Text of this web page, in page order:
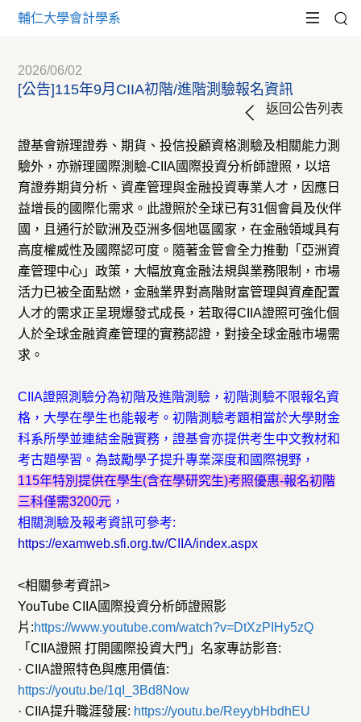
輔仁大學會計學系
2026/06/02
[公告]115年9月CIIA初階/進階測驗報名資訊
返回公告列表
證基會辦理證券、期貨、投信投顧資格測驗及相關能力測
驗外，亦辦理國際測驗-CIIA國際投資分析師證照，以培
育證券期貨分析、資產管理與金融投資專業人才，因應日
益增長的國際化需求。此證照於全球已有31個會員及伙伴
國，且通行於歐洲及亞洲多個地區國家，在金融領域具有
高度權威性及國際認可度。隨著金管會全力推動「亞洲資
產管理中心」政策，大幅放寬金融法規與業務限制，市場
活力已被全面點燃，金融業界對高階財富管理與資產配置
人才的需求正呈現爆發式成長，若取得CIIA證照可強化個
人於全球金融資產管理的實務認證，對接全球金融市場需
求。
CIIA證照測驗分為初階及進階測驗，初階測驗不限報名資
格，大學在學生也能報考。初階測驗考題相當於大學財金
科系所學並連結金融實務，證基會亦提供考生中文教材和
考古題學習。為鼓勵學子提升專業深度和國際視野，
115年特別提供在學生(含在學研究生)考照優惠-報名初階
三科僅需3200元 ，
相關測驗及報考資訊可參考:
https://examweb.sfi.org.tw/CIIA/index.aspx
<相關參考資訊>
YouTube CIIA國際投資分析師證照影
片:https://www.youtube.com/watch?v=DtXzPIHy5zQ
「CIIA證照 打開國際投資大門」名家專訪影音:
· CIIA證照特色與應用價值:
https://youtu.be/1qI_3Bd8Now
· CIIA提升職涯發展: https://youtu.be/ReyybHbdhEU